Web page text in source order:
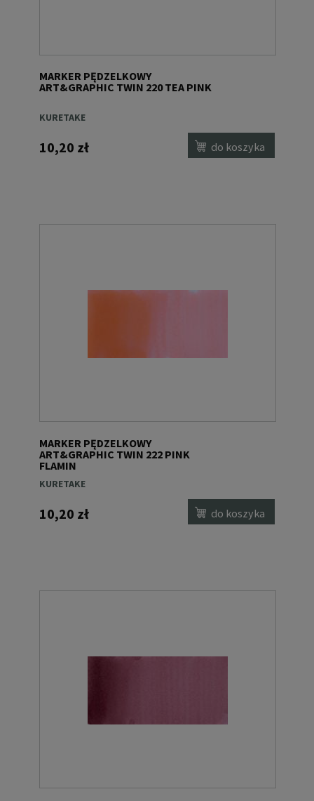
MARKER PĘDZELKOWY
ART&GRAPHIC TWIN 220 TEA PINK
KURETAKE
10,20 zł do koszyka
MARKER PĘDZELKOWY
ART&GRAPHIC TWIN 222 PINK
FLAMIN
KURETAKE
10,20 zł do koszyka